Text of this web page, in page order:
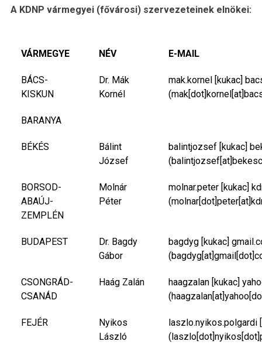
A KDNP vármegyei (fővárosi) szervezeteinek elnökei:
VÁRMEGYE NÉV E-MAIL
BÁCS-
KISKUN
Dr. Mák
Kornél
mak.kornel [kukac]
BARANYA
BÉKÉS
Bálint
József
balintjozsef [kukac]
BORSOD-
ABAÚJ-
ZEMPLÉN
Molnár
Péter
molnar.peter [kukac]
BUDAPEST
Dr. Bagdy
Gábor
bagdyg [kukac]
CSONGRÁD-
CSANÁD
Haág Zalán haagzalan [kukac]
FEJÉR
Nyikos
László
laszlo.nyikos.polgardi